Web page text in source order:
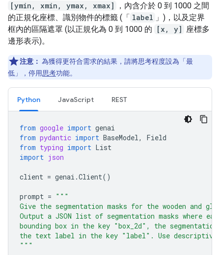
[ymin, xmin, ymax, xmax]
，內含介於 0 到 1000 之間
的正規化座標、識別物件的標籤 (「 label 」)，以及定界
框內的區隔遮罩 (以正規化為 0 到 1000 的
[x, y] 座標多
邊形表示)。
注意： 為獲得更符合需求的結果，請將思考程度設為「最
低」，停用思考功能。
Python JavaScript REST
from google import genai
from pydantic import BaseModel,
Field
from typing import List
import json
client = genai .Client()
prompt = """
Give the segmentation masks for the wooden and
Output a JSON list of segmentation masks where
bounding box in the key "box_2d", the
the text label in the key "label". Use
"""